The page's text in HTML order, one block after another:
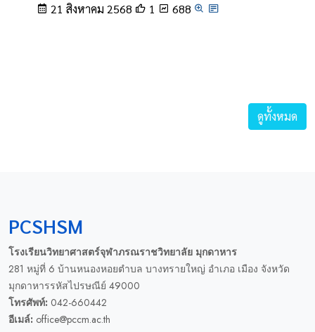
21 สิงหาคม 2568 1 688
ดูทั้งหมด
PCSHSM
โรงเรียนวิทยาศาสตร์จุฬาภรณราชวิทยาลัย มุกดาหาร
281 หมู่ที่ 6 บ้านหนองหอยตำบล บางทรายใหญ่ อำเภอ เมือง จังหวัด
มุกดาหารรหัสไปรษณีย์ 49000
โทรศัพท์: 042-660442
อีเมล์: office@pccm.ac.th